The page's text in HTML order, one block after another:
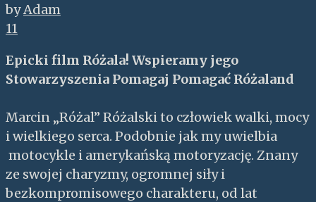
byAdam
11
Epicki film Różala! Wspieramy jego
Stowarzyszenia Pomagaj Pomagać Różaland
Marcin „Różal” Różalski to człowiek walki, mocy
i wielkiego serca. Podobnie jak my uwielbia
motocykle i amerykańską motoryzację. Znany
ze swojej charyzmy, ogromnej siły i
bezkompromisowego charakteru, od lat